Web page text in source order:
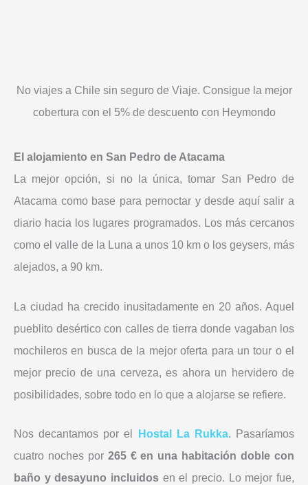
No viajes a Chile sin seguro de Viaje. Consigue la mejor
cobertura con el 5% de descuento con Heymondo
El alojamiento en San Pedro de Atacama
La mejor opción, si no la única, tomar San Pedro de
Atacama como base para pernoctar y desde aquí salir a
diario hacia los lugares programados. Los más cercanos
como el valle de la Luna a unos 10 km o los geysers, más
alejados, a 90 km.
La ciudad ha crecido inusitadamente en 20 años. Aquel
pueblito desértico con calles de tierra donde vagaban los
mochileros en busca de la mejor oferta para un tour o el
mejor precio de una cerveza, es ahora un hervidero de
posibilidades, sobre todo en lo que a alojarse se refiere.
Nos decantamos por el Hostal La Rukka. Pasaríamos
cuatro noches por265 € en una habitación doble con
baño y desayuno incluidos en el precio. Lo mejor fue,